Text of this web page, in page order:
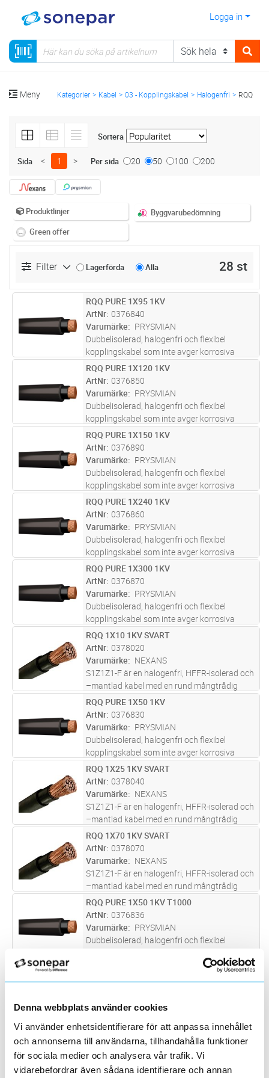
Denna webbplats använder cookies
Vi använder enhetsidentifierare för att anpassa innehållet
och annonserna till användarna, tillhandahålla funktioner
för sociala medier och analysera vår trafik. Vi
vidarebefordrar även sådana identifierare och annan
Logga in
Meny Kategorier Kabel 03 - Kopplingskabel Halogenfri RQQ
Sortera
Sida < 1 > Per sida 20 50 100 200
Produktlinjer
Byggvarubedömning
Green offer
Filter Lagerförda Alla 28 st
M Lägg i kundvagn
RQQ PURE 1X95 1KV
ArtNr 0376840
Varumärke
PRYSMIAN
Dubbelisolerad, halogenfri och flexibel
kopplingskabel som inte avger korrosiva
gaser och har låg röktäthet vid brand. För
indragning i rör, ledningskanaler och
apparatskåp. CPR-godkänd Dca med
svart...läs mer
M Lägg i kundvagn
RQQ PURE 1X120 1KV
ArtNr 0376850
Varumärke
PRYSMIAN
Dubbelisolerad, halogenfri och flexibel
kopplingskabel som inte avger korrosiva
gaser och har låg röktäthet vid brand. För
indragning i rör, ledningskanaler och
apparatskåp. CPR-godkänd Dca med
svart...läs mer
M Lägg i kundvagn
RQQ PURE 1X150 1KV
ArtNr 0376890
Varumärke
PRYSMIAN
Dubbelisolerad, halogenfri och flexibel
kopplingskabel som inte avger korrosiva
gaser och har låg röktäthet vid brand. För
indragning i rör, ledningskanaler och
apparatskåp. CPR-godkänd Dca med
svart...läs mer
M Lägg i kundvagn
RQQ PURE 1X240 1KV
ArtNr 0376860
Varumärke
PRYSMIAN
Dubbelisolerad, halogenfri och flexibel
kopplingskabel som inte avger korrosiva
gaser och har låg röktäthet vid brand. För
indragning i rör, ledningskanaler och
apparatskåp. CPR-godkänd Dca med
svart...läs mer
M Lägg i kundvagn
RQQ PURE 1X300 1KV
ArtNr 0376870
Varumärke
PRYSMIAN
Dubbelisolerad, halogenfri och flexibel
kopplingskabel som inte avger korrosiva
gaser och har låg röktäthet vid brand. För
indragning i rör, ledningskanaler och
apparatskåp. CPR-godkänd Dca med
svart...läs mer
M Lägg i kundvagn
RQQ 1X10 1KV SVART
ArtNr 0378020
Varumärke
NEXANS
S1Z1Z1-F är en halogenfri, HFFR-isolerad och
–mantlad kabel med en rund mångtrådig
ledare av koppar.
M Lägg i kundvagn
RQQ PURE 1X50 1KV
ArtNr 0376830
Varumärke
PRYSMIAN
Dubbelisolerad, halogenfri och flexibel
kopplingskabel som inte avger korrosiva
gaser och har låg röktäthet vid brand. För
indragning i rör, ledningskanaler och
apparatskåp. CPR-godkänd Dca med
svart...läs mer
M Lägg i kundvagn
RQQ 1X25 1KV SVART
ArtNr 0378040
Varumärke
NEXANS
S1Z1Z1-F är en halogenfri, HFFR-isolerad och
–mantlad kabel med en rund mångtrådig
ledare av koppar.
M Lägg i kundvagn
RQQ 1X70 1KV SVART
ArtNr 0378070
Varumärke
NEXANS
S1Z1Z1-F är en halogenfri, HFFR-isolerad och
–mantlad kabel med en rund mångtrådig
ledare av koppar.
M Lägg i kundvagn
RQQ PURE 1X50 1KV T1000
ArtNr 0376836
Varumärke
PRYSMIAN
Dubbelisolerad, halogenfri och flexibel
avger korrosiva gaser och har låg röktäthet
Uppfylle...läs mer
ArtNr 0376846
Dubbelisolerad, halogenfri och flexibel
gaser och har låg röktäthet vid brand. För
indragning i rör, ledningskanaler och
apparatskåp. CPR-godkänd Dca med
svart...läs mer
M Lägg i kundvagn
RQQ PURE 1X120 1KV T1000
Varumärke PRYSMIAN
Dubbelisolerad, halogenfri och flexibel